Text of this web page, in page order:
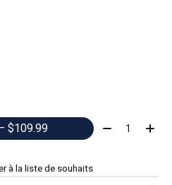
— $109.99 Quantité:
à la liste de souhaits